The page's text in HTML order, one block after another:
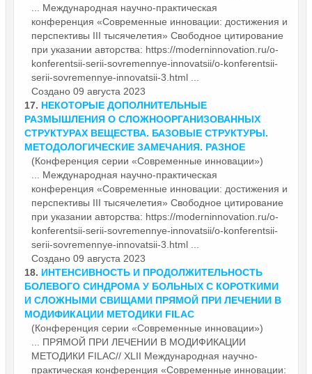
... Международная научно-практическая
конференция «Современные инновации: достижения и
перспективы III тысячелетия» Свободное цитирование
при указании авторства: https://moderninnovation.ru/o-
konferentsii-serii-sovremennye-innovatsii/o-konferentsii-
serii-sovremennye-innovatsii-3.html ...
Создано 09 августа 2023
17. НЕКОТОРЫЕ ДОПОЛНИТЕЛЬНЫЕ
РАЗМЫШЛЕНИЯ О СЛОЖНООРГАНИЗОВАННЫХ
СТРУКТУРАХ ВЕЩЕСТВА. БАЗОВЫЕ СТРУКТУРЫ.
МЕТОДОЛОГИЧЕСКИЕ ЗАМЕЧАНИЯ. РАЗНОЕ
(Конференция серии «Современные инновации»)
... Международная научно-практическая
конференция «Современные инновации: достижения и
перспективы III тысячелетия» Свободное цитирование
при указании авторства: https://moderninnovation.ru/o-
konferentsii-serii-sovremennye-innovatsii/o-konferentsii-
serii-sovremennye-innovatsii-3.html ...
Создано 09 августа 2023
18. ИНТЕНСИВНОСТЬ И ПРОДОЛЖИТЕЛЬНОСТЬ
БОЛЕВОГО СИНДРОМА У БОЛЬНЫХ С КОРОТКИМИ
И СЛОЖНЫМИ СВИЩАМИ ПРЯМОЙ ПРИ ЛЕЧЕНИИ В
МОДИФИКАЦИИ МЕТОДИКИ FILAC
(Конференция серии «Современные инновации»)
... ПРЯМОЙ ПРИ ЛЕЧЕНИИ В МОДИФИКАЦИИ
МЕТОДИКИ FILAC// XLII Международная научно-
практическая конференция «Современные инновации: